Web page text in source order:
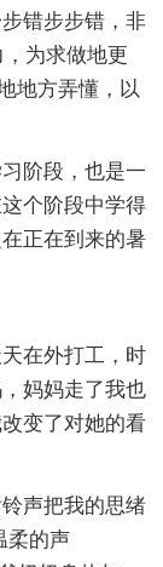
错步步错，非
为求做地更
地方弄懂，以
阶段，也是一
个阶段中学得
正在到来的暑
在外打工，时
妈妈走了我也
变了对她的看
声把我的思绪
柔的声